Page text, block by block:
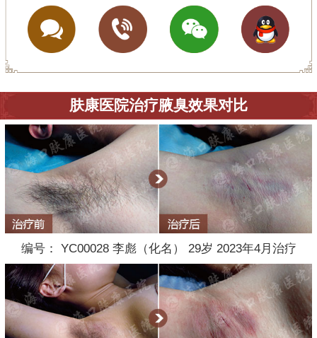
肤康医院治疗腋臭效果对比
编号： YC00028 李彪（化名） 29岁 2023年4月治疗